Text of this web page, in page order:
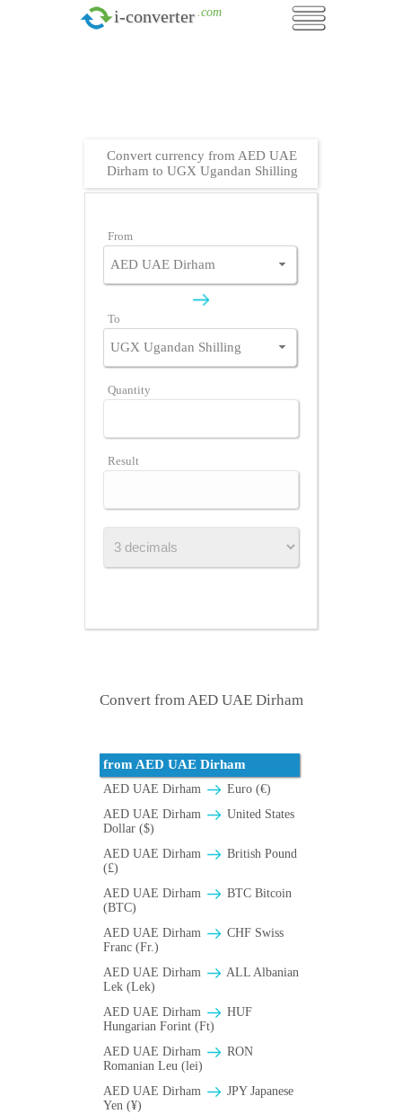
i-converter .com
Convert currency from AED UAE
Dirham to UGX Ugandan Shilling
From
To
Quantity
Result
Convert from AED UAE Dirham
from AED UAE Dirham
AED UAE Dirham
Euro (€)
AED UAE Dirham
United States
Dollar ($)
AED UAE Dirham
British Pound
(£)
AED UAE Dirham
BTC Bitcoin
(BTC)
AED UAE Dirham
CHF Swiss
Franc (Fr.)
AED UAE Dirham
ALL Albanian
Lek (Lek)
AED UAE Dirham
HUF
Hungarian Forint (Ft)
AED UAE Dirham
RON
Romanian Leu (lei)
AED UAE Dirham
JPY Japanese
Yen (¥)